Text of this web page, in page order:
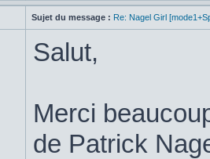
Sujet du message : Re: Nagel Girl
Salut,
Merci
de Patrick